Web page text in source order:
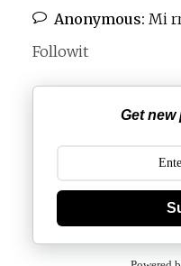
Anonymous: Mi
Followit
Get new